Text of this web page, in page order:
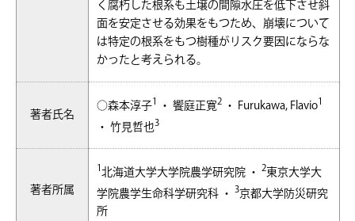
く腐朽した根系も土壌の間隙水圧を低下させ斜
面を安定させる効果をもつため、崩壊について
は特定の根系をもつ樹種がリスク要因にならな
かったと考えられる。
著者氏名
○森本淳子1 ・ 饗庭正寛2・ Furukawa, Flavio1
・ 竹見哲也3
著者所属
1北海道大学大学院農学研究院 ・ 2東京大学大
学院農学生命科学研究科 ・ 3京都大学防災研究
所